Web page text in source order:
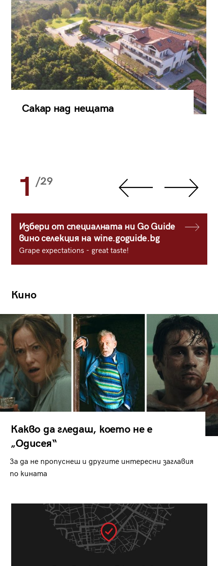
Сакар над нещата
1 /29
Избери от специалната ни Go Guide
вино селекция на wine.goguide.bg
Grape expectations - great taste!
Кино
Какво да гледаш, което не е
„Одисея“
За да не пропуснеш и другите интересни заглавия
по кината